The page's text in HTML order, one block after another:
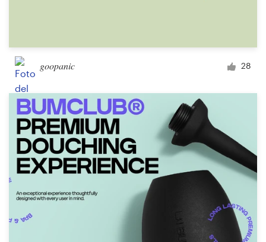
goopanic 28